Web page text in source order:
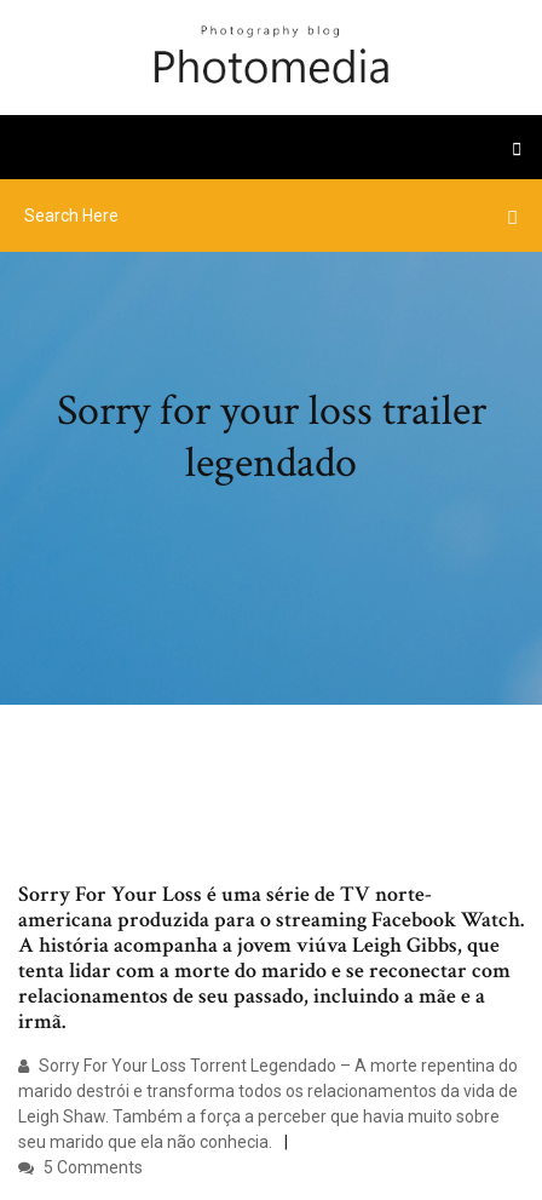
Sorry for your loss trailer
legendado
Sorry For Your Loss é uma série de TV norte-
americana produzida para o streaming Facebook Watch.
A história acompanha a jovem viúva Leigh Gibbs, que
tenta lidar com a morte do marido e se reconectar com
relacionamentos de seu passado, incluindo a mãe e a
irmã.
Sorry For Your Loss Torrent Legendado – A morte repentina do
marido destrói e transforma todos os relacionamentos da vida de
Leigh Shaw. Também a força a perceber que havia muito sobre
seu marido que ela não conhecia.
5 Comments